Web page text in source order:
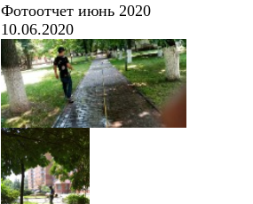
Фотоотчет июнь 2020
10.06.2020